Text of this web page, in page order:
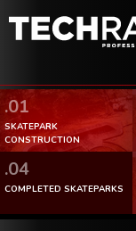
.01
SKATEPARK
CONSTRUCTION
.04
COMPLETED SKATEPARKS